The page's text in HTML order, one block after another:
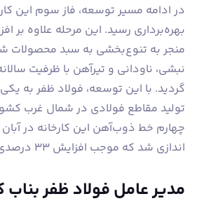
بهره‌برداری رسید. این مرحله علاوه بر
منجر به تنوع‌بخشی به سبد محصولات
گردید. با این توسعه، فولاد ظفر به
تولید مقاطع فولادی در شمال غرب
اندازی شد که موجب افزایش ۳۳ درصدی بهره‌وری تولید شد.
مدیر عامل فولاد ظفر